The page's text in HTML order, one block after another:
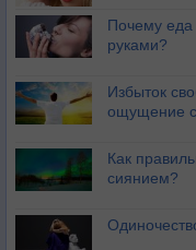
Почему еда
руками?
Избыток
ощущение
Как
сиянием?